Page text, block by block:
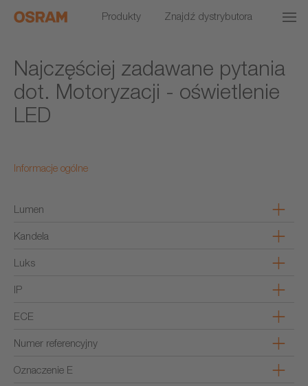
Produkty Znajdź dystrybutora
Najczęściej zadawane pytania
dot. Motoryzacji - oświetlenie
LED
Informacje ogólne
Lumen
Kandela
Luks
IP
ECE
Numer referencyjny
Oznaczenie E